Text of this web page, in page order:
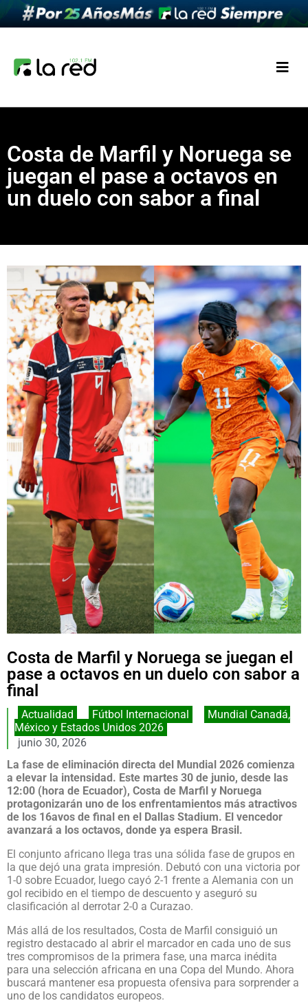
Costa de Marfil y Noruega se
juegan el pase a octavos en
un duelo con sabor a final
Costa de Marfil y Noruega se juegan el
pase a octavos en un duelo con sabor a
final
Actualidad Fútbol Internacional
Mundial Canadá,
México y Estados Unidos 2026
junio 30, 2026
La fase de eliminación directa del Mundial 2026 comienza
a elevar la intensidad. Este martes 30 de junio, desde las
12:00 (hora de Ecuador), Costa de Marfil y Noruega
protagonizarán uno de los enfrentamientos más atractivos
de los 16avos de final en el Dallas Stadium. El vencedor
avanzará a los octavos, donde ya espera Brasil.
El conjunto africano llega tras una sólida fase de grupos en
la que dejó una grata impresión. Debutó con una victoria por
1-0 sobre Ecuador, luego cayó 2-1 frente a Alemania con un
gol recibido en el tiempo de descuento y aseguró su
clasificación al derrotar 2-0 a Curazao.
Más allá de los resultados, Costa de Marfil consiguió un
registro destacado al abrir el marcador en cada uno de sus
tres compromisos de la primera fase, una marca inédita
para una selección africana en una Copa del Mundo. Ahora
buscará mantener esa propuesta ofensiva para sorprender a
uno de los candidatos europeos.